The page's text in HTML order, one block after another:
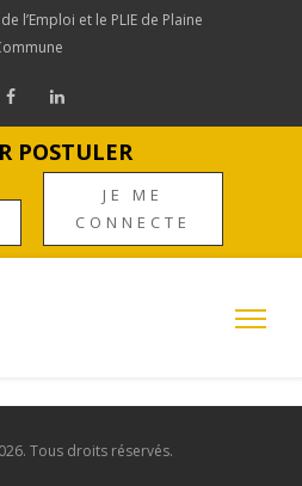
l’Emploi et le PLIE de Plaine
POSTULER
JE ME
CONNECTE
Tous droits réservés.